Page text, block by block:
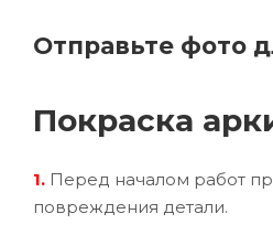
Отправьте фото
Покраска
1. Перед началом работ
повреждения детали.